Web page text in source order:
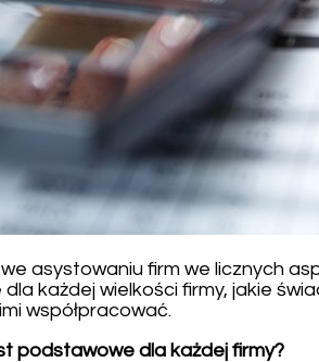
asystowaniu firm we licznych
każdej wielkości firmy, jakie
współpracować.
podstawowe dla każdej firmy?